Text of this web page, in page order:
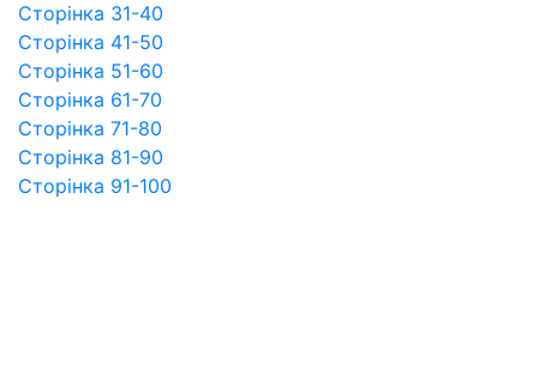
Сторінка 31-40
Сторінка 41-50
Сторінка 51-60
Сторінка 61-70
Сторінка 71-80
Сторінка 81-90
Сторінка 91-100